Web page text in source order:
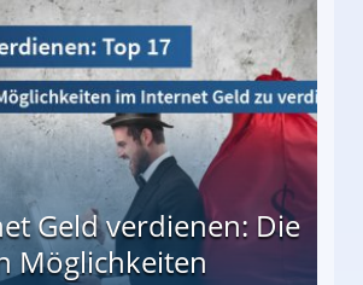
Geld verdienen: Die
Möglichkeiten